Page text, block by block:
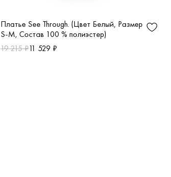
Платье See Through. (Цвет Белый, Размер
S-M, Состав 100 % полиэстер)
19 215 ₽11 529 ₽